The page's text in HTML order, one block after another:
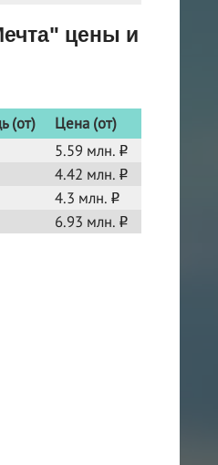
цены и
(от)
Цена (от)
5.59 млн. o
4.42 млн. o
4.3 млн. o
6.93 млн. o